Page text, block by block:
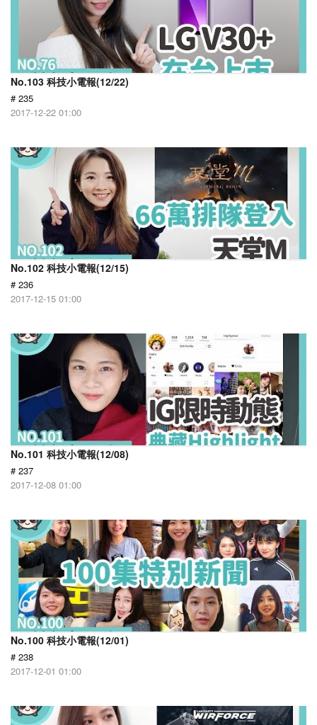
No.103 科技小電報(12/22)
# 235
2017-12-22 01:00
No.102 科技小電報(12/15)
# 236
2017-12-15 01:00
No.101 科技小電報(12/08)
# 237
2017-12-08 01:00
No.100 科技小電報(12/01)
# 238
2017-12-01 01:00